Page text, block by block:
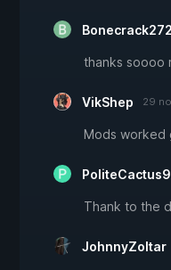
Bonecrack272
thanks soooo
VikShep 29
Mods worked
Thank to the
JohnnyZoltar